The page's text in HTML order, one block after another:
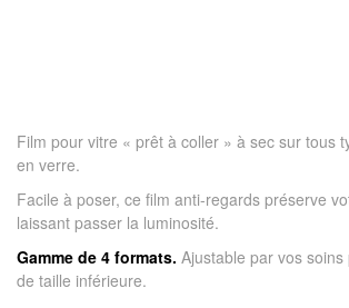
Film pour vitre « prêt à coller » à sec sur tous
en verre.
Facile à poser, ce film anti-regards préserve
laissant passer la luminosité.
Gamme de 4 formats. Ajustable par vos
de taille inférieure.